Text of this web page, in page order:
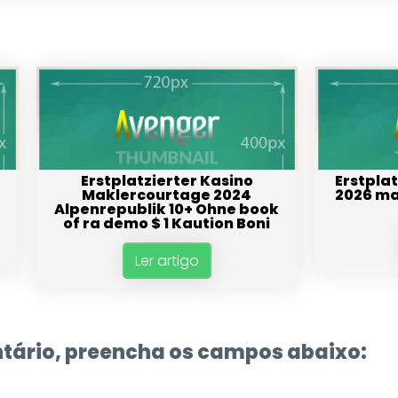
Erstplatzierter Kasino
Maklercourtage 2024
Alpenrepublik 10+ Ohne book
of ra demo $ 1 Kaution Boni
Ler artigo
2026
preencha os campos abaixo: